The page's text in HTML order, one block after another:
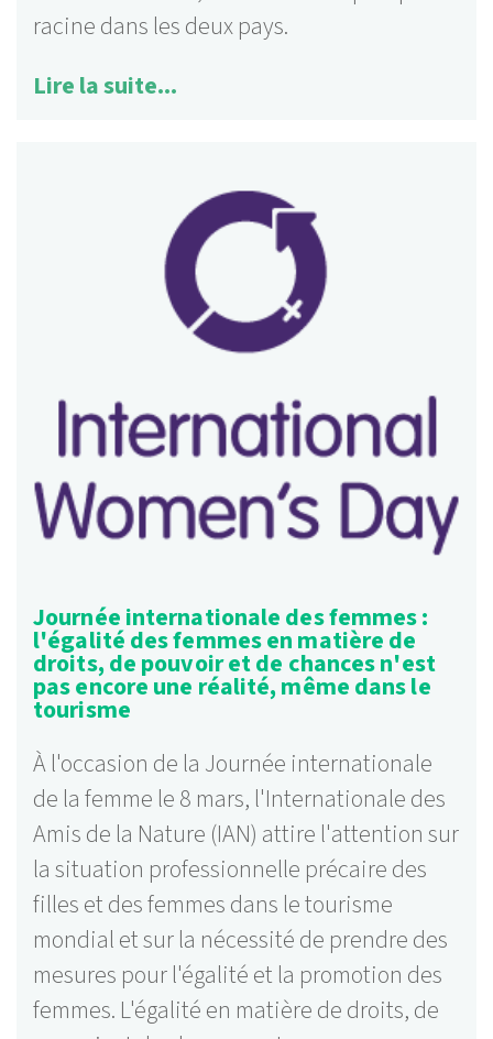
racine dans les deux pays.
Lire la suite...
Journée internationale des femmes :
l'égalité des femmes en matière de
droits, de pouvoir et de chances n'est
pas encore une réalité, même dans le
tourisme
À l'occasion de la Journée internationale
de la femme le 8 mars, l'Internationale des
Amis de la Nature (IAN) attire l'attention sur
la situation professionnelle précaire des
filles et des femmes dans le tourisme
mondial et sur la nécessité de prendre des
mesures pour l'égalité et la promotion des
femmes. L'égalité en matière de droits, de